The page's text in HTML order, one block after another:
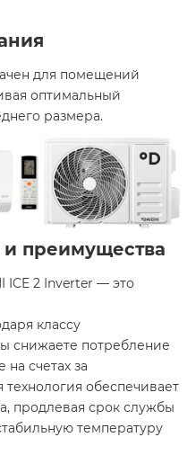
для помещений
оптимальный
размера.​
преимущества
ICE 2 Inverter — это
классу
снижаете потребление
счетах за
обеспечивает
продлевая срок службы
температуру